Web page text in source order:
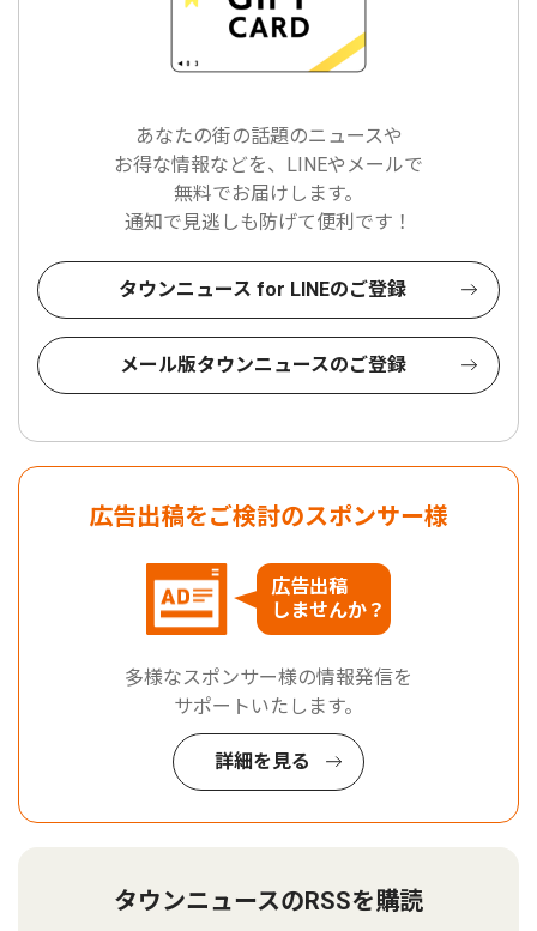
あなたの街の話題のニュースや
お得な情報などを、LINEやメールで
無料でお届けします。
通知で見逃しも防げて便利です！
タウンニュース for LINEのご登録
メール版タウンニュースのご登録
広告出稿をご検討のスポンサー様
広告出稿
しませんか？
多様なスポンサー様の情報発信を
サポートいたします。
詳細を見る
タウンニュースのRSSを購読